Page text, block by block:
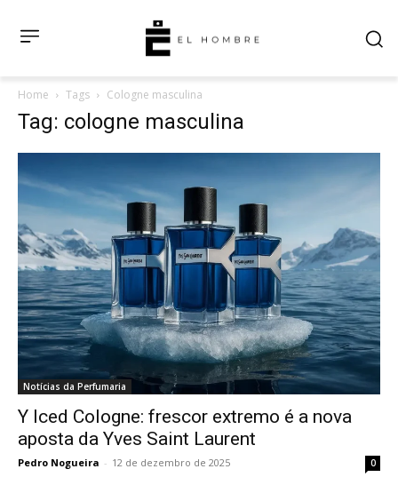
Home Tags Cologne masculina
Tag: cologne masculina
Notícias da Perfumaria
Y Iced Cologne: frescor extremo é a nova
aposta da Yves Saint Laurent
Pedro Nogueira - 12 de dezembro de 2025 0